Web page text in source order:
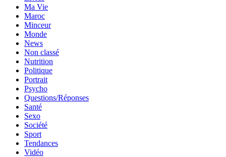
Ma Vie
Maroc
Minceur
Monde
News
Non classé
Nutrition
Politique
Portrait
Psycho
Questions/Réponses
Santé
Sexo
Société
Sport
Tendances
Vidéo